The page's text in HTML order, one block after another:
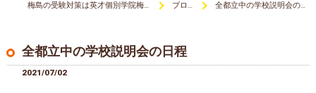
梅島の受験対策は英才個別学院梅島校 ブログ 全都立中の学校説明会の日程
全都立中の学校説明会の日程
2021/07/02